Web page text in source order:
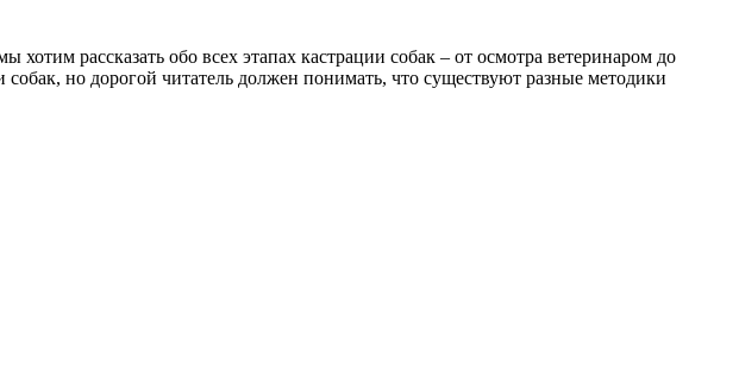
рассказать обо всех этапах кастрации собак – от осмотра ветеринаром до
но дорогой читатель должен понимать, что существуют разные методики